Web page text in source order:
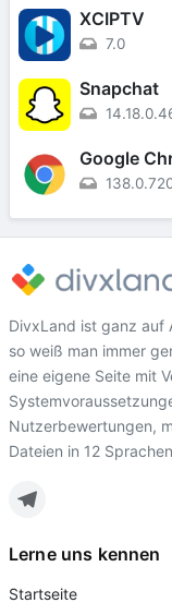
XCIPTV
7.0
Snapchat
Google
DivxLand ist ganz auf
so weiß man immer
eine eigene Seite mit
Nutzerbewertungen,
Dateien in 12
Lerne uns kennen
Startseite